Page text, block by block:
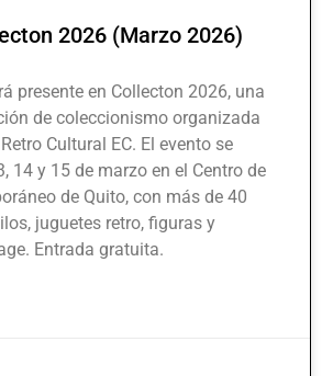
2026 (Marzo 2026)
presente en Collecton 2026, una
de coleccionismo organizada
Cultural EC. El evento se
14 y 15 de marzo en el Centro de
de Quito, con más de 40
juguetes retro, figuras y
Entrada gratuita.